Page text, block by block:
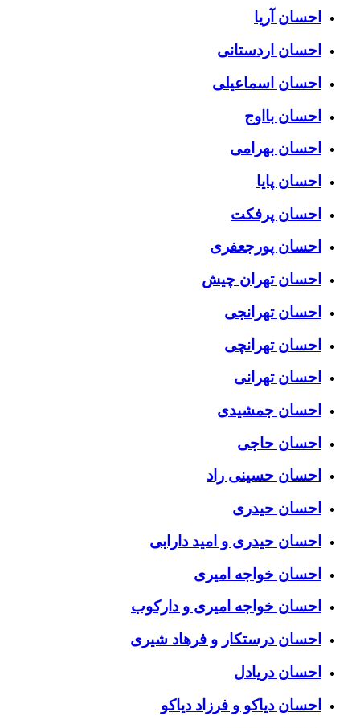
احسان آریا
احسان اردستانی
احسان اسماعیلی
احسان بااوج
احسان بهرامی
احسان پایا
احسان پرفکت
احسان پورجعفری
احسان تهران چیش
احسان تهرانجی
احسان تهرانچی
احسان تهرانی
احسان جمشیدی
احسان حاجی
احسان حسینی راد
احسان حیدری
احسان حیدری و امید دارابی
احسان خواجه امیری
احسان خواجه امیری و دارکوب
احسان درستكار و فرهاد شيرى
احسان دریادل
احسان دیاکو و فرزاد دیاکو